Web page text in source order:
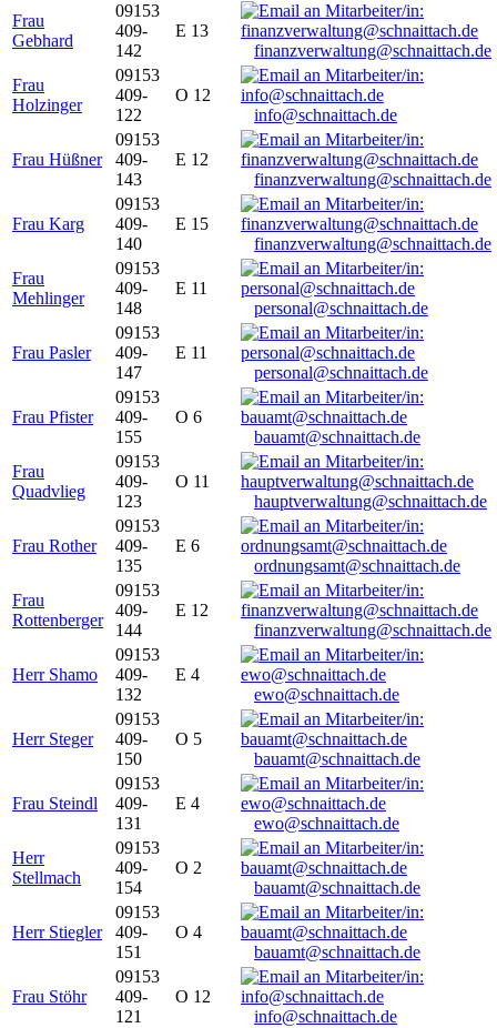
Frau
Gebhard
09153
409-
142
E 13
finanzverwaltung@schnaittach.de
Frau
Holzinger
09153
409-
122
O 12
info@schnaittach.de
Frau Hüßner
09153
409-
143
E 12
finanzverwaltung@schnaittach.de
Frau Karg
09153
409-
140
E 15
finanzverwaltung@schnaittach.de
Frau
Mehlinger
09153
409-
148
E 11
personal@schnaittach.de
Frau Pasler
09153
409-
147
E 11
personal@schnaittach.de
Frau Pfister
09153
409-
155
O 6
bauamt@schnaittach.de
Frau
Quadvlieg
09153
409-
123
O 11
hauptverwaltung@schnaittach.de
Frau Rother
09153
409-
135
E 6
ordnungsamt@schnaittach.de
Frau
Rottenberger
09153
409-
144
E 12
finanzverwaltung@schnaittach.de
Herr Shamo
09153
409-
132
E 4
ewo@schnaittach.de
Herr Steger
09153
409-
150
O 5
bauamt@schnaittach.de
Frau Steindl
09153
409-
131
E 4
ewo@schnaittach.de
Herr
Stellmach
09153
409-
154
O 2
bauamt@schnaittach.de
Herr Stiegler
09153
409-
151
O 4
bauamt@schnaittach.de
Frau Stöhr
09153
409-
121
O 12
info@schnaittach.de